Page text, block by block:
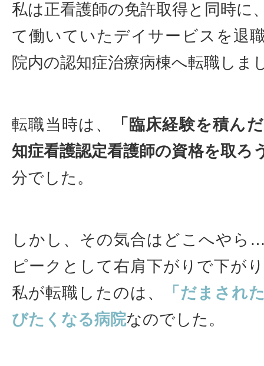
私は正看護師の免許取得と同時に
て働いていたデイサービスを退
院内の認知症治療病棟へ転職しま
転職当時は、
「臨床経験を積ん
知症看護認定看護師の資格を取ろ
分でした。
しかし、その気合はどこへやら
ピークとして右肩下がりで下が
私が転職したのは、
「だまされ
びたくなる病院なのでした。